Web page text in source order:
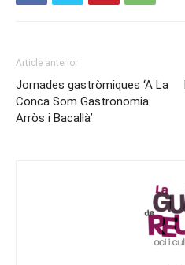
Article anterior
Jornades gastròmiques ‘A La
Conca Som Gastronomia:
Arròs i Bacallà’